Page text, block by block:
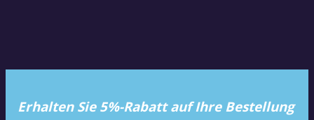
Erhalten Sie 5%-Rabatt auf Ihre Bestellung